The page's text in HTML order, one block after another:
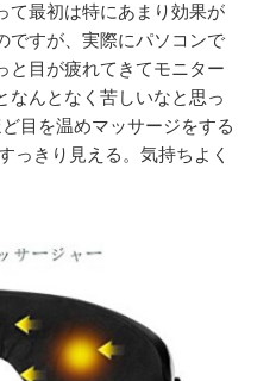
て最初は特にあまり効果が
ですが、実際にパソコンで
と目が疲れてきてモニター
なんとなく苦しいなと思っ
目を温めマッサージをする
っきり見える。気持ちよく